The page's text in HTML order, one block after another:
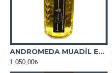
ANDROMEDA MUADİL ESANS
1.050,00₺